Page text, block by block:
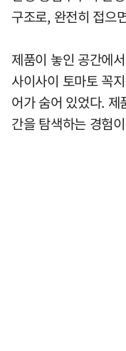
구조로, 완전히 접으
제품이 놓인 공간에
사이사이 토마토 꼭
어가 숨어 있었다.
간을 탐색하는 경험